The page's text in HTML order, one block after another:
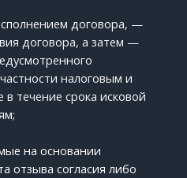
договора, —
договора, а затем —
налоговым и
в течение срока исковой
на основании
отзыва согласия либо